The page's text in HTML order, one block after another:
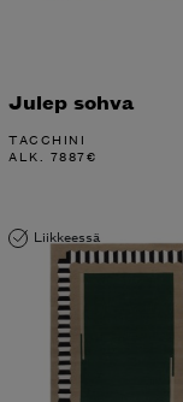
Julep sohva
TACCHINI
ALK. 7887€
Liikkeessä